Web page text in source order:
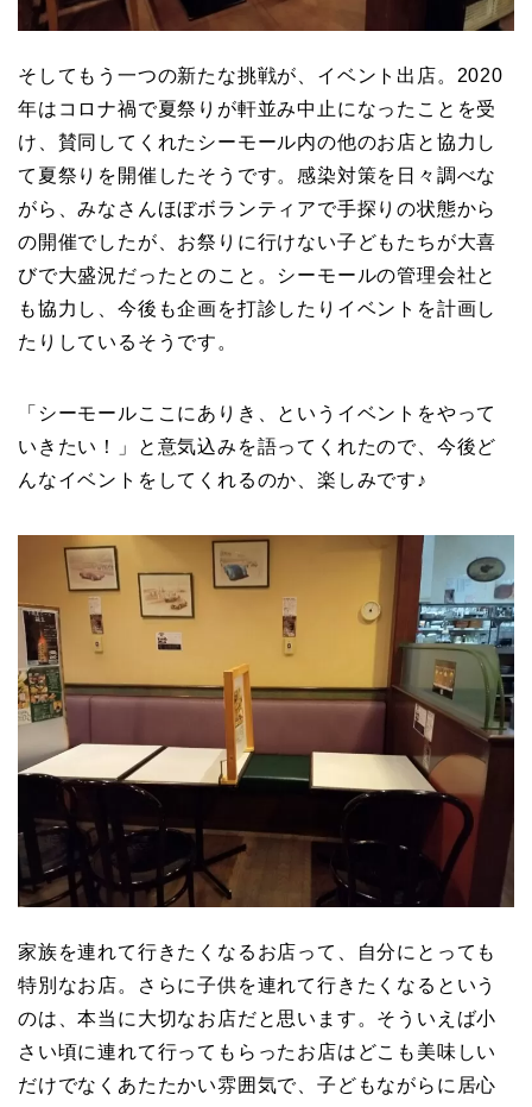
そしてもう一つの新たな挑戦が、イベント出店。2020
年はコロナ禍で夏祭りが軒並み中止になったことを受
け、賛同してくれたシーモール内の他のお店と協力し
て夏祭りを開催したそうです。感染対策を日々調べな
がら、みなさんほぼボランティアで手探りの状態から
の開催でしたが、お祭りに行けない子どもたちが大喜
びで大盛況だったとのこと。シーモールの管理会社と
も協力し、今後も企画を打診したりイベントを計画し
たりしているそうです。
「シーモールここにありき、というイベントをやって
いきたい！」と意気込みを語ってくれたので、今後ど
んなイベントをしてくれるのか、楽しみです♪
家族を連れて行きたくなるお店って、自分にとっても
特別なお店。さらに子供を連れて行きたくなるという
のは、本当に大切なお店だと思います。そういえば小
さい頃に連れて行ってもらったお店はどこも美味しい
だけでなくあたたかい雰囲気で、子どもながらに居心